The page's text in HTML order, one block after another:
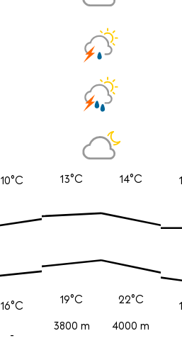
10°C
16°C
-
13°C
19°C
3800 m
14°C
22°C
4000 m